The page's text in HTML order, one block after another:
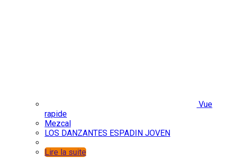
Vue
rapide
Mezcal
LOS DANZANTES ESPADIN JOVEN
Lire la suite